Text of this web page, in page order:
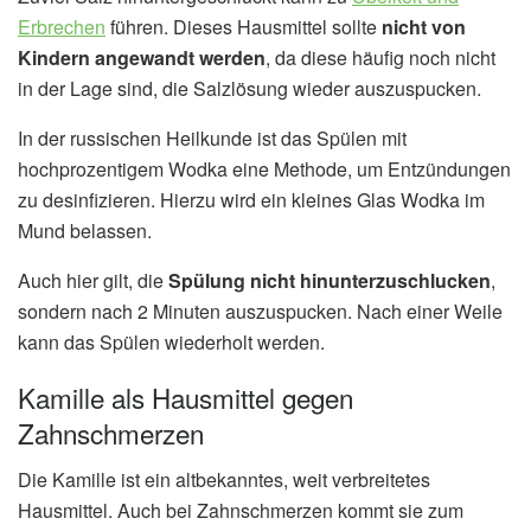
Erbrechen führen. Dieses Hausmittel sollte nicht von
Kindern angewandt werden, da diese häufig noch nicht
in der Lage sind, die Salzlösung wieder auszuspucken.
In der russischen Heilkunde ist das Spülen mit
hochprozentigem Wodka eine Methode, um Entzündungen
zu desinfizieren. Hierzu wird ein kleines Glas Wodka im
Mund belassen.
Auch hier gilt, dieSpülung nicht hinunterzuschlucken,
sondern nach 2 Minuten auszuspucken. Nach einer Weile
kann das Spülen wiederholt werden.
Kamille als Hausmittel gegen
Zahnschmerzen
Die Kamille ist ein altbekanntes, weit verbreitetes
Hausmittel. Auch bei Zahnschmerzen kommt sie zum